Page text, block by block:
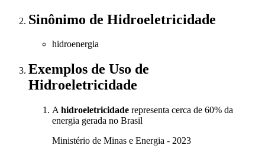
Sinônimo de Hidroeletricidade
hidroenergia
Exemplos de Uso de
Hidroeletricidade
A hidroeletricidade representa cerca de 60% da
energia gerada no Brasil
Ministério de Minas e Energia - 2023